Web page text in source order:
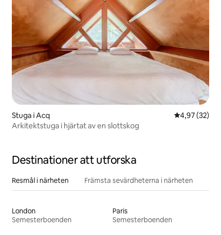
Stuga i Acq 4,97 av 5 i
4,97 (32)
Arkitektstuga i hjärtat av en slottskog
Destinationer att utforska
Resmål i närheten Främsta sevärdheterna i närheten
London
Semesterboenden
Paris
Semesterboenden